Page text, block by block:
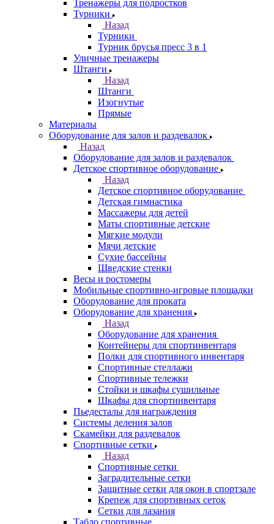
Тренажеры для подростков
Турники
Назад
Турники
Турник брусья пресс 3 в 1
Уличные тренажеры
Штанги
Назад
Штанги
Изогнутые
Прямые
Материалы
Оборудование для залов и раздевалок
Назад
Оборудование для залов и раздевалок
Детское спортивное оборудование
Назад
Детское спортивное оборудование
Детская гимнастика
Массажеры для детей
Маты спортивные детские
Мягкие модули
Мячи детские
Сухие бассейны
Шведские стенки
Весы и ростомеры
Мобильные спортивно-игровые площадки
Оборудование для проката
Оборудование для хранения
Назад
Оборудование для хранения
Контейнеры для спортинвентаря
Полки для спортивного инвентаря
Спортивные стеллажи
Спортивные тележки
Стойки и шкафы сушильные
Шкафы для спортинвентаря
Пьедесталы для награждения
Системы деления залов
Скамейки для раздевалок
Спортивные сетки
Назад
Спортивные сетки
Заградительные сетки
Защитные сетки для окон в спортзале
Крепеж для спортивных сеток
Сетки для лазания
Табло спортивные